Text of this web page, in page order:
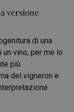
versione
di una
vino, per me lo
più
del vigneron e